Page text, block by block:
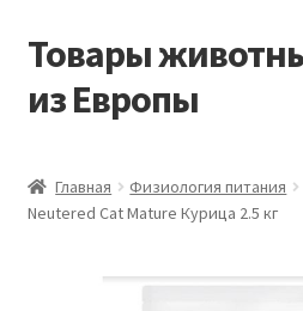
Перейти
навигации
Перейти
содержимому
Товары
из Европы
Виды доставки
Заказать доставку корма из
Главная Физиология питания
Neutered Cat Mature Курица 2.5 кг